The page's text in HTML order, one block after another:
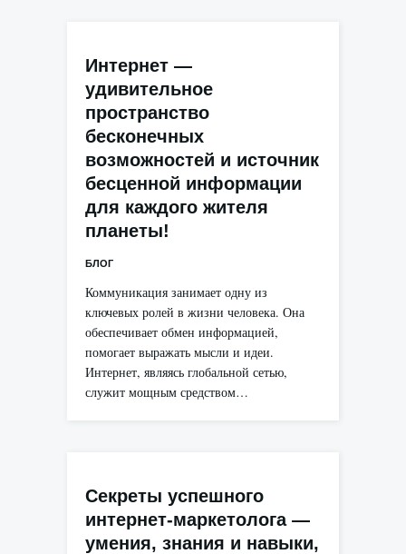
Интернет —
удивительное
пространство
бесконечных
возможностей и источник
бесценной информации
для каждого жителя
планеты!
БЛОГ
Коммуникация занимает одну из
ключевых ролей в жизни человека. Она
обеспечивает обмен информацией,
помогает выражать мысли и идеи.
Интернет, являясь глобальной сетью,
служит мощным средством…
Секреты успешного
интернет-маркетолога —
умения, знания и навыки,